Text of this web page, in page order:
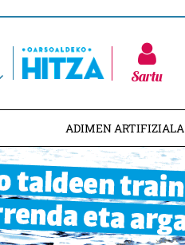
Sartu
ADIMEN ARTIFIZIALA